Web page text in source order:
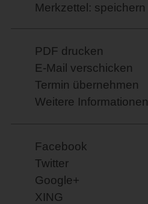
Merkzettel: speichern
PDF drucken
E-Mail verschicken
Termin übernehmen
Weitere Informationen
Facebook
Twitter
Google+
XING